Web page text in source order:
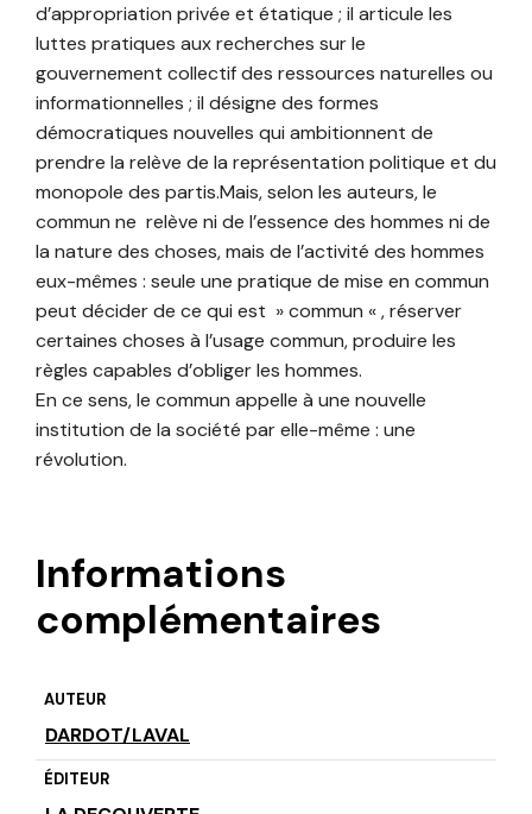
d’appropriation privée et étatique ; il articule les
luttes pratiques aux recherches sur le
gouvernement collectif des ressources naturelles ou
informationnelles ; il désigne des formes
démocratiques nouvelles qui ambitionnent de
prendre la relève de la représentation politique et du
monopole des partis.Mais, selon les auteurs, le
commun ne relève ni de l’essence des hommes ni de
la nature des choses, mais de l’activité des hommes
eux-mêmes : seule une pratique de mise en commun
peut décider de ce qui est » commun « , réserver
certaines choses à l’usage commun, produire les
règles capables d’obliger les hommes.
En ce sens, le commun appelle à une nouvelle
institution de la société par elle-même : une
révolution.
Informations
complémentaires
AUTEUR
DARDOT/LAVAL
ÉDITEUR